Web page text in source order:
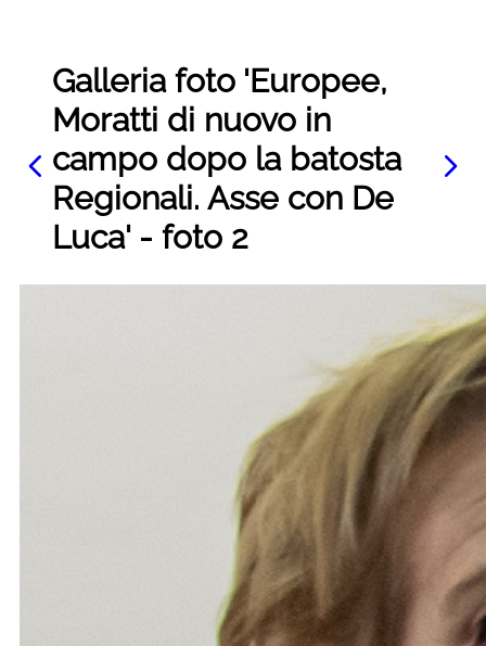
Galleria foto 'Europee,
Moratti di nuovo in
campo dopo la batosta
Regionali. Asse con De
Luca' - foto 2